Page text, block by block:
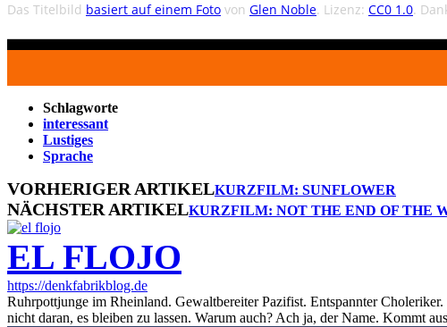
Das Titelbild basiert auf einem Foto von Glen Noble. Lizenz: CC0 1.0.
Schlagworte
interessant
Lustiges
Sprache
VORHERIGER ARTIKELKURZFILM: SUNFLOWER
NÄCHSTER ARTIKELKURZFILM: NOT THE END OF THE
EL FLOJO
https://denkfabrikblog.de
Ruhrpottjunge im Rheinland. Gewaltbereiter Pazifist. Entspannter
nicht daran, es bleiben zu lassen. Warum auch? Ach ja, der Name. Kommt